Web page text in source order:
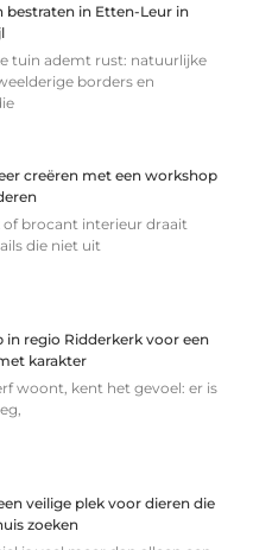
bestraten in Etten-Leur in
tuin ademt rust: natuurlijke
borders en
creëren met een workshop
of brocant interieur draait
die niet uit
in regio Ridderkerk voor een
karakter
woont, kent het gevoel: er is
veilige plek voor dieren die
zoeken